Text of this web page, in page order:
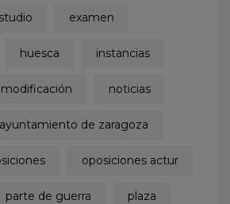
examen
huesca instancias
modificación noticias
de zaragoza
oposiciones actur
parte de guerra plaza